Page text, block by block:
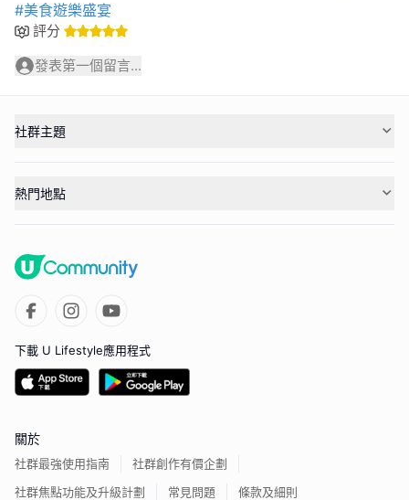
#美食遊樂盛宴
評分
發表第一個留言...
社群主題
熱門地點
下載 U Lifestyle應用程式
關於
社群最強使用指南
社群創作有價企劃
社群焦點功能及升級計劃
常見問題 條款及細則